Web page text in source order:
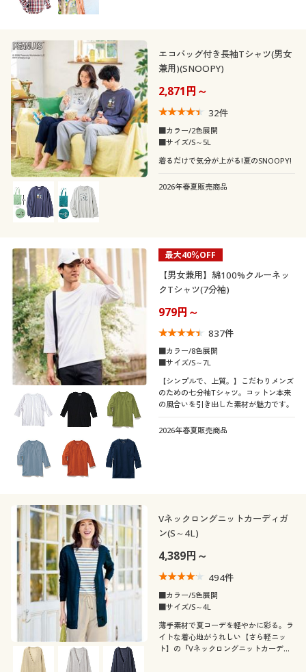
ドルマンスリーブ
素材
コットン・綿100 ウール
スウェット ナイロン
シルク
フリース
機能・特徴
ウォッシャブル(洗
える)
ＵＶカット・紫外線
対策
吸汗速乾
形態安定
冷感・涼感
シーン
オフィス スポーツ
テイスト
シック ナチュラル
着用感
タイト
30代
40代
60代
シーズン
秋 冬
春 夏
価格 円
解除する
閉じる
エコバッグ付き長袖Tシャツ(男女
兼用)(SNOOPY)
2,871円～
32件
■カラー/2色展開
■サイズ/S～5L
着るだけで気分が上がる!夏のSNOOPY!
2026年春夏販売商品
最大40％OFF
【男女兼用】綿100%クルーネッ
クTシャツ(7分袖)
979円～
837件
■カラー/8色展開
■サイズ/S～7L
【シンプルで、上質。】こだわりメンズ
のための七分袖Tシャツ。コットン本来
の風合いを引き出した素材が魅力です。
2026年春夏販売商品
Vネックロングニットカーディガ
ン(S～4L)
4,389円～
494件
■カラー/5色展開
■サイズ/S～4L
薄手素材で夏コーデを軽やかに彩る。ラ
イトな着心地がうれしい【さら軽ニッ
ト】の『Vネックロングニットカーディ